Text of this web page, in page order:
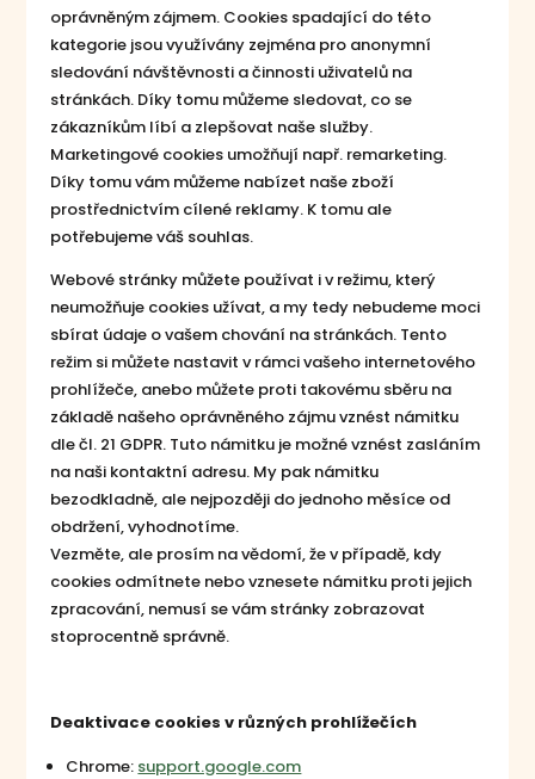
oprávněným zájmem. Cookies spadající do této
kategorie jsou využívány zejména pro anonymní
sledování návštěvnosti a činnosti uživatelů na
stránkách. Díky tomu můžeme sledovat, co se
zákazníkům líbí a zlepšovat naše služby.
Marketingové cookies umožňují např. remarketing.
Díky tomu vám můžeme nabízet naše zboží
prostřednictvím cílené reklamy. K tomu ale
potřebujeme váš souhlas.
Webové stránky můžete používat i v režimu, který
neumožňuje cookies užívat, a my tedy nebudeme moci
sbírat údaje o vašem chování na stránkách. Tento
režim si můžete nastavit v rámci vašeho internetového
prohlížeče, anebo můžete proti takovému sběru na
základě našeho oprávněného zájmu vznést námitku
dle čl. 21 GDPR. Tuto námitku je možné vznést zasláním
na naši kontaktní adresu. My pak námitku
bezodkladně, ale nejpozději do jednoho měsíce od
obdržení, vyhodnotíme.
Vezměte, ale prosím na vědomí, že v případě, kdy
cookies odmítnete nebo vznesete námitku proti jejich
zpracování, nemusí se vám stránky zobrazovat
stoprocentně správně.
Deaktivace cookies v různých prohlížečích
Chrome: support.google.com